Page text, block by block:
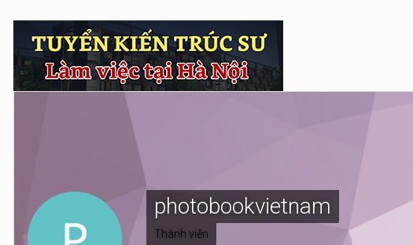
photobookvietnam
Thành viên